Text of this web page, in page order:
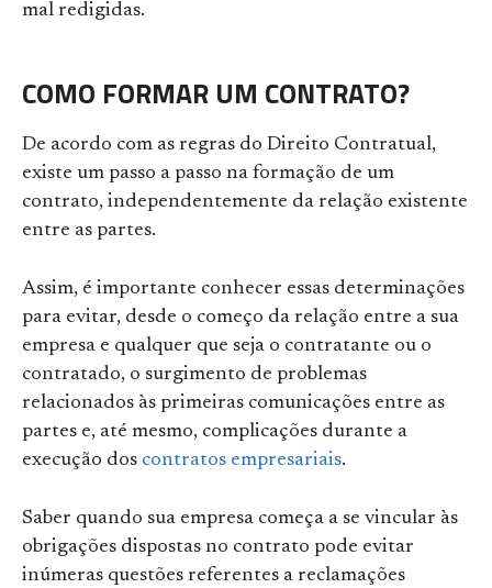
mal redigidas.
COMO FORMAR UM CONTRATO?
De acordo com as regras do Direito Contratual,
existe um passo a passo na formação de um
contrato, independentemente da relação existente
entre as partes.
Assim, é importante conhecer essas determinações
para evitar, desde o começo da relação entre a sua
empresa e qualquer que seja o contratante ou o
contratado, o surgimento de problemas
relacionados às primeiras comunicações entre as
partes e, até mesmo, complicações durante a
execução dos contratos empresariais.
Saber quando sua empresa começa a se vincular às
obrigações dispostas no contrato pode evitar
inúmeras questões referentes a reclamações